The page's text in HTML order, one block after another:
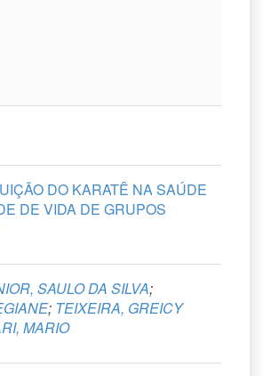
DO KARATÊ NA SAÚDE
DE VIDA DE GRUPOS
SAULO DA SILVA;
; TEIXEIRA, GREICY
MARIO